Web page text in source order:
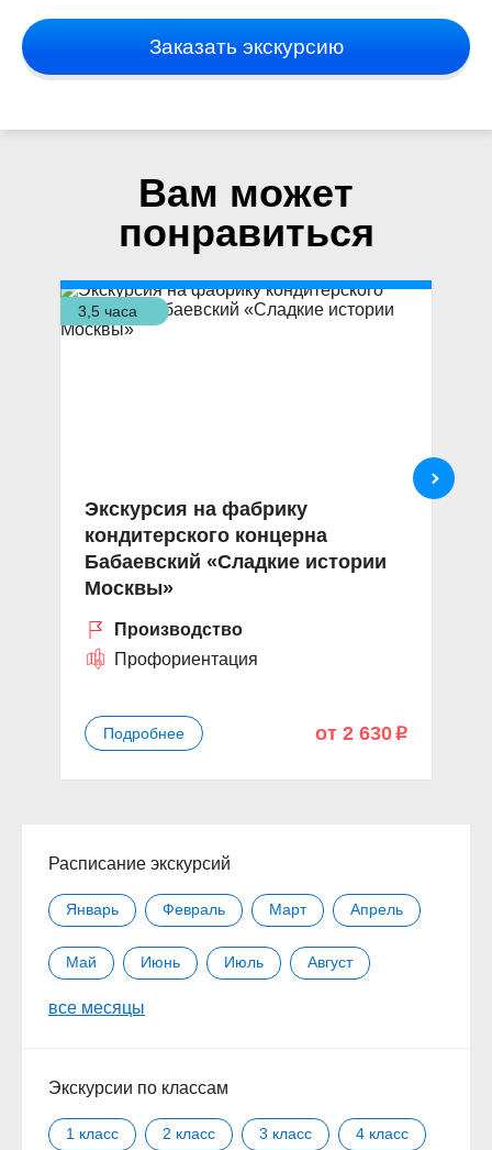
Заказать экскурсию
Вам может
понравиться
3,5 часа
Экскурсия на фабрику
кондитерского концерна
Бабаевский «Сладкие истории
Москвы»
Производство
Профориентация
Подробнее от 2 630 p
Расписание экскурсий
Январь Февраль Март Апрель
Май Июнь Июль Август
Сентябрь
все месяцы
Экскурсии по классам
1 класс 2 класс 3 класс 4 класс